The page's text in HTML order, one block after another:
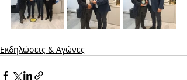
Εκδηλώσεις & Aγώνες